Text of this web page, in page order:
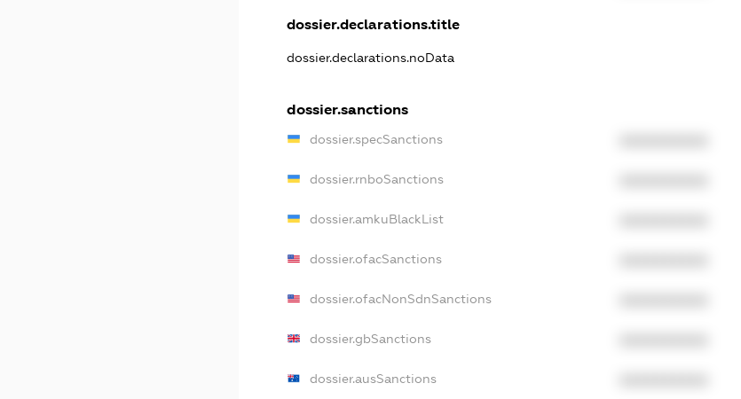
dossier.declarations.title
dossier.declarations.noData
dossier.sanctions
dossier.specSanctions
dossier.rnboSanctions
dossier.amkuBlackList
dossier.ofacSanctions
dossier.ofacNonSdnSanctions
dossier.gbSanctions
dossier.ausSanctions